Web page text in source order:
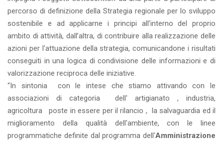
percorso di definizione della Strategia regionale per lo sviluppo
sostenibile e ad applicarne i principi all'interno del proprio
ambito di attività, dall’altra, di contribuire alla realizzazione delle
azioni per l'attuazione della strategia, comunicandone i risultati
conseguiti in una logica di condivisione delle informazioni e di
valorizzazione reciproca delle iniziative.
“In sintonia con le intese che stiamo attivando con le
associazioni di categoria dell' artigianato , industria,
agricoltura poste in essere per il rilancio , la salvaguardia ed il
miglioramento della qualità dell'ambiente, con le linee
programmatiche definite dal programma dell'Amministrazione